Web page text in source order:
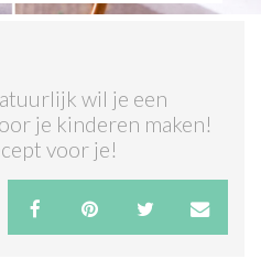
wil je een
je kinderen maken!
voor je!